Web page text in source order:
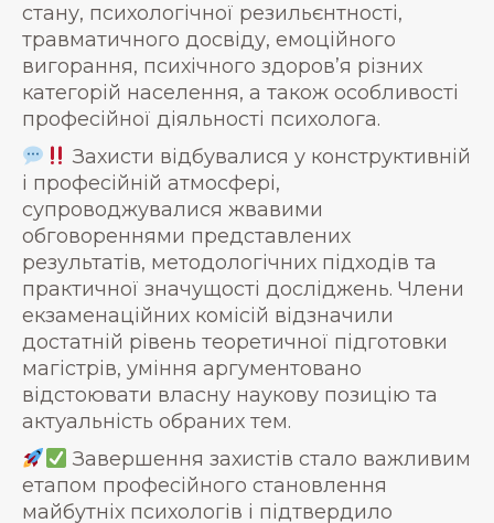
стану, психологічної резильєнтності,
травматичного досвіду, емоційного
вигорання, психічного здоров’я різних
категорій населення, а також особливості
професійної діяльності психолога.
Захисти відбувалися у конструктивній
і професійній атмосфері,
супроводжувалися жвавими
обговореннями представлених
результатів, методологічних підходів та
практичної значущості досліджень. Члени
екзаменаційних комісій відзначили
достатній рівень теоретичної підготовки
магістрів, уміння аргументовано
відстоювати власну наукову позицію та
актуальність обраних тем.
Завершення захистів стало важливим
етапом професійного становлення
майбутніх психологів і підтвердило